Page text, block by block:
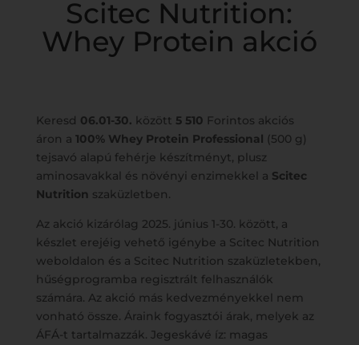
Scitec Nutrition:
Whey Protein akció
Keresd 06.01-30. között 5 510 Forintos akciós
áron a 100% Whey Protein Professional (500 g)
tejsavó alapú fehérje készítményt, plusz
aminosavakkal és növényi enzimekkel a Scitec
Nutrition szaküzletben.
Az akció kizárólag 2025. június 1-30. között, a
készlet erejéig vehető igénybe a Scitec Nutrition
weboldalon és a Scitec Nutrition szaküzletekben,
hűségprogramba regisztrált felhasználók
számára. Az akció más kedvezményekkel nem
vonható össze. Áraink fogyasztói árak, melyek az
ÁFÁ-t tartalmazzák. Jegeskávé íz: magas